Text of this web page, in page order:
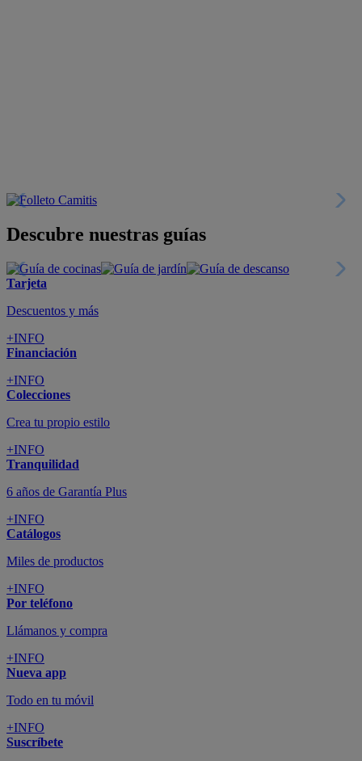
Descubre nuestras guías
Tarjeta
Descuentos y más
+INFO
Financiación
+INFO
Colecciones
Crea tu propio estilo
+INFO
Tranquilidad
6 años de Garantía Plus
+INFO
Catálogos
Miles de productos
+INFO
Por teléfono
Llámanos y compra
+INFO
Nueva app
Todo en tu móvil
+INFO
Suscríbete